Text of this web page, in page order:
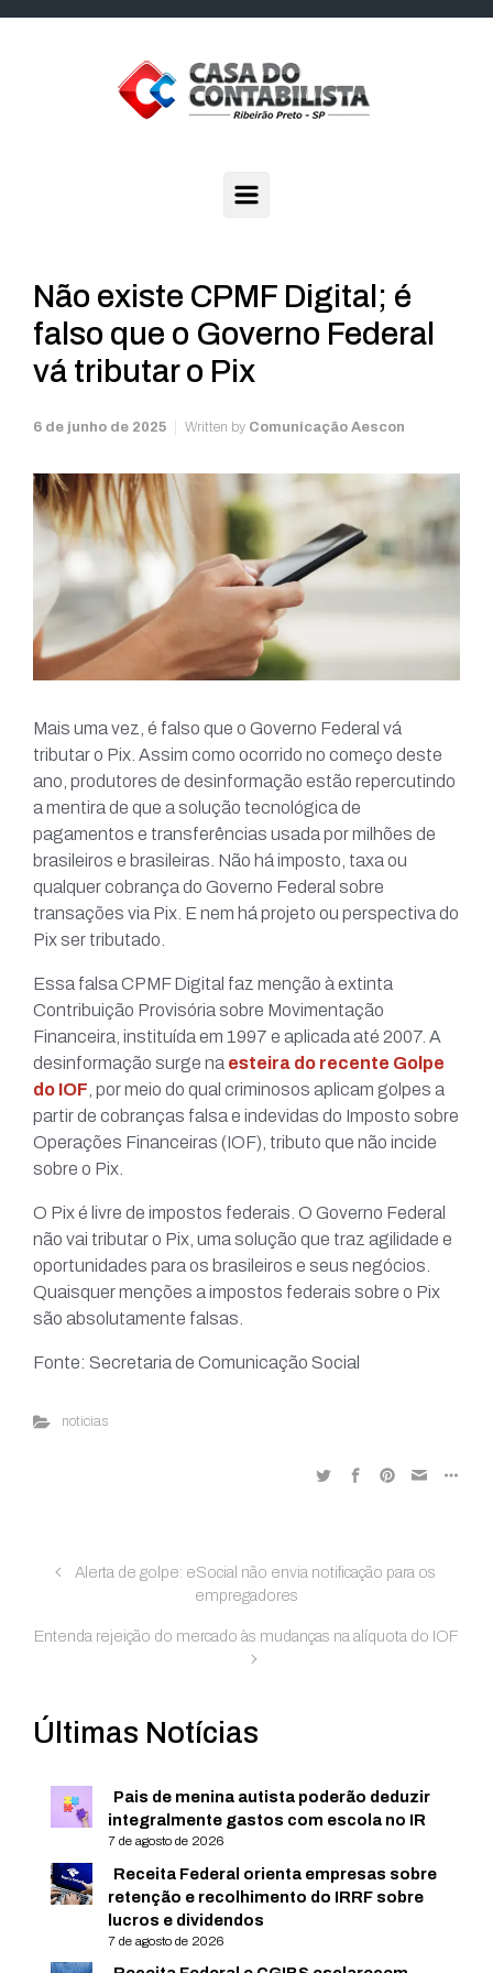
Não existe CPMF Digital; é
falso que o Governo Federal
vá tributar o Pix
6 de junho de 2025 Written by Comunicação Aescon
Mais uma vez, é falso que o Governo Federal vá
tributar o Pix. Assim como ocorrido no começo deste
ano, produtores de desinformação estão repercutindo
a mentira de que a solução tecnológica de
pagamentos e transferências usada por milhões de
brasileiros e brasileiras. Não há imposto, taxa ou
qualquer cobrança do Governo Federal sobre
transações via Pix. E nem há projeto ou perspectiva do
Pix ser tributado.
Essa falsa CPMF Digital faz menção à extinta
Contribuição Provisória sobre Movimentação
Financeira, instituída em 1997 e aplicada até 2007. A
desinformação surge na esteira do recente Golpe
do IOF , por meio do qual criminosos aplicam golpes a
partir de cobranças falsa e indevidas do Imposto sobre
Operações Financeiras (IOF), tributo que não incide
sobre o Pix.
O Pix é livre de impostos federais. O Governo Federal
não vai tributar o Pix, uma solução que traz agilidade e
oportunidades para os brasileiros e seus negócios.
Quaisquer menções a impostos federais sobre o Pix
são absolutamente falsas.
Fonte: Secretaria de Comunicação Social
noticias
Alerta de golpe: eSocial não envia notificação para os
empregadores
Entenda rejeição do mercado às mudanças na alíquota do IOF
Últimas Notícias
Pais de menina autista poderão deduzir
integralmente gastos com escola no IR
7 de agosto de 2026
Receita Federal orienta empresas sobre
retenção e recolhimento do IRRF sobre
lucros e dividendos
7 de agosto de 2026